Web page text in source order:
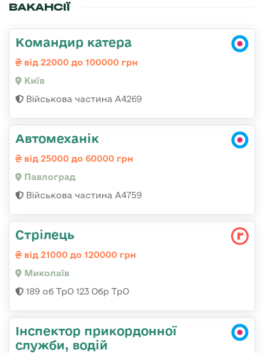
ВАКАНСІЇ
Командир катера
від 22000 до 100000 грн
Київ
Військова частина А4269
Автомеханік
від 25000 до 60000 грн
Павлоград
Військова частина А4759
Стрілець
від 21000 до 120000 грн
Миколаїв
189 об ТрО 123 Обр ТрО
Інспектор прикордонної
служби, водій